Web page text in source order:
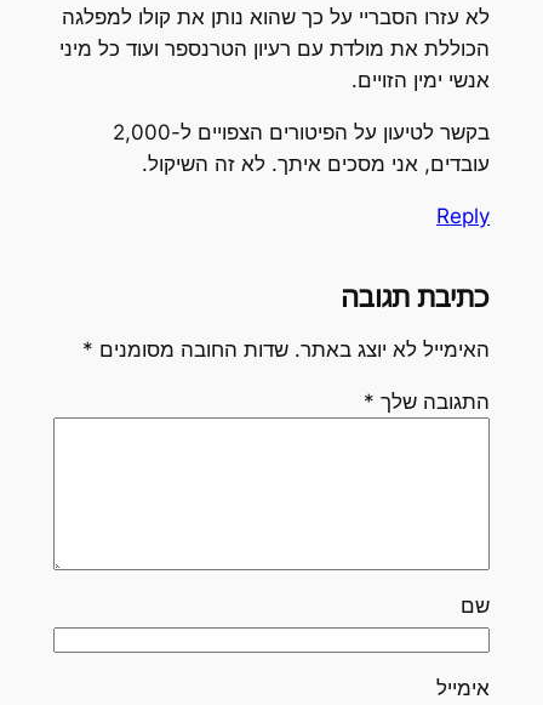
לא עזרו הסבריי על כך שהוא נותן את קולו למפלגה
הכוללת את מולדת עם רעיון הטרנספר ועוד כל מיני
אנשי ימין הזויים.
בקשר לטיעון על הפיטורים הצפויים ל-2,000
עובדים, אני מסכים איתך. לא זה השיקול.
Reply
כתיבת תגובה
האימייל לא יוצג באתר. שדות החובה מסומנים *
התגובה שלך *
שם
אימייל